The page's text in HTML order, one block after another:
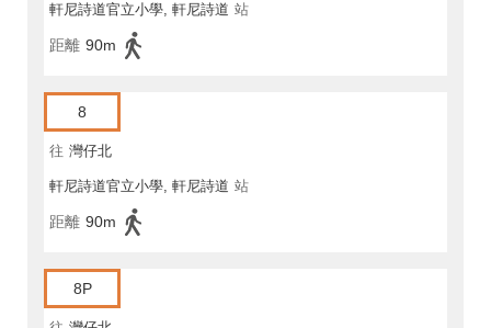
軒尼詩道官立小學, 軒尼詩道 站
距離 90m
8
往 灣仔北
軒尼詩道官立小學, 軒尼詩道 站
距離 90m
8P